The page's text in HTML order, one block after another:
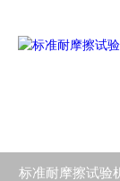
标准耐摩擦试验